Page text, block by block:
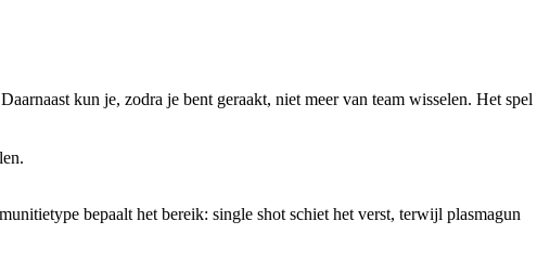
kun je, zodra je bent geraakt, niet meer van team wisselen. Het spel
bepaalt het bereik: single shot schiet het verst, terwijl plasmagun